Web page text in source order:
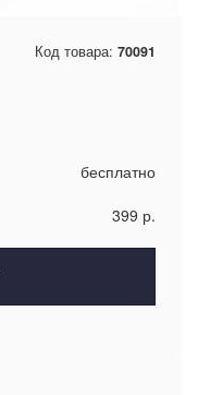
Код товара: 70091
бесплатно
399 р.